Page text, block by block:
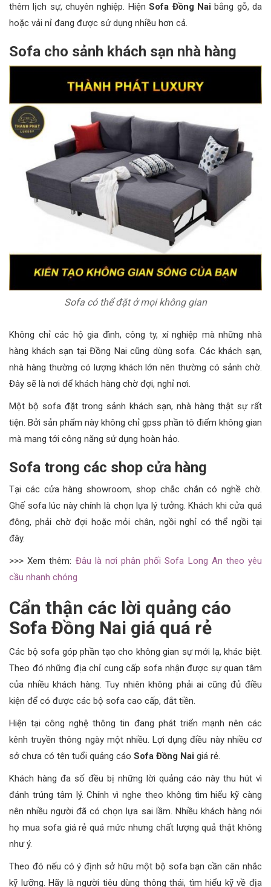
thêm lịch sự, chuyên nghiệp. HiệnSofa Đồng Nai bằng gỗ, da
hoặc vải nỉ đang được sử dụng nhiều hơn cả.
Sofa cho sảnh khách sạn nhà hàng
Sofa có thể đặt ở mọi không gian
Không chỉ các hộ gia đình, công ty, xí nghiệp mà những nhà
hàng khách sạn tại Đồng Nai cũng dùng sofa. Các khách sạn,
nhà hàng thường có lượng khách lớn nên thường có sảnh chờ.
Đây sẽ là nơi để khách hàng chờ đợi, nghỉ nơi.
Một bộ sofa đặt trong sảnh khách sạn, nhà hàng thật sự rất
tiện. Bởi sản phẩm này không chỉ gpss phần tô điểm không gian
mà mang tới công năng sử dụng hoàn hảo.
Sofa trong các shop cửa hàng
Tại các cửa hàng showroom, shop chắc chắn có nghề chờ.
Ghế sofa lúc này chính là chọn lựa lý tưởng. Khách khi cửa quá
đông, phải chờ đợi hoặc mỏi chân, ngồi nghỉ có thể ngồi tại
đây.
>>> Xem thêm: Đâu là nơi phân phối Sofa Long An theo yêu
cầu nhanh chóng
Cẩn thận các lời quảng cáo
Sofa Đồng Nai giá quá rẻ
Các bộ sofa góp phần tạo cho không gian sự mới lạ, khác biệt.
Theo đó những địa chỉ cung cấp sofa nhận được sự quan tâm
của nhiều khách hàng. Tuy nhiên không phải ai cũng đủ điều
kiện để có được các bộ sofa cao cấp, đắt tiền.
Hiện tại công nghệ thông tin đang phát triển mạnh nên các
kênh truyền thông ngày một nhiều. Lợi dụng điều này nhiều cơ
sở chưa có tên tuổi quảng cáo Sofa Đồng Nai giá rẻ.
Khách hàng đa số đều bị những lời quảng cáo này thu hút vì
đánh trúng tâm lý. Chính vì nghe theo không tìm hiểu kỹ càng
nên nhiều người đã có chọn lựa sai lầm. Nhiều khách hàng nói
họ mua sofa giá rẻ quá mức nhưng chất lượng quả thật không
như ý.
Theo đó nếu có ý định sở hữu một bộ sofa bạn cần cân nhắc
kỹ lưỡng. Hãy là người tiêu dùng thông thái, tìm hiểu kỹ về địa